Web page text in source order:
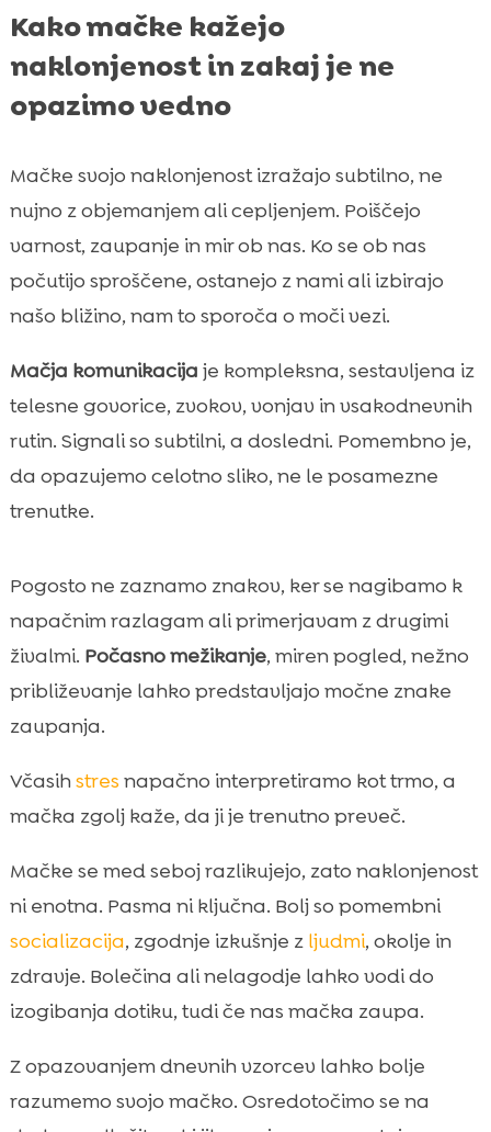
Kako mačke kažejo
naklonjenost in zakaj je ne
opazimo vedno
Mačke svojo naklonjenost izražajo subtilno, ne
nujno z objemanjem ali cepljenjem. Poiščejo
varnost, zaupanje in mir ob nas. Ko se ob nas
počutijo sproščene, ostanejo z nami ali izbirajo
našo bližino, nam to sporoča o moči vezi.
Mačja komunikacija je kompleksna, sestavljena iz
telesne govorice, zvokov, vonjav in vsakodnevnih
rutin. Signali so subtilni, a dosledni. Pomembno je,
da opazujemo celotno sliko, ne le posamezne
trenutke.
Pogosto ne zaznamo znakov, ker se nagibamo k
napačnim razlagam ali primerjavam z drugimi
živalmi. Počasno mežikanje, miren pogled, nežno
približevanje lahko predstavljajo močne znake
zaupanja.
Včasihstres napačno interpretiramo kot trmo, a
mačka zgolj kaže, da ji je trenutno preveč.
Mačke se med seboj razlikujejo, zato naklonjenost
ni enotna. Pasma ni ključna. Bolj so pomembni
socializacija, zgodnje izkušnje z ljudmi, okolje in
zdravje. Bolečina ali nelagodje lahko vodi do
izogibanja dotiku, tudi če nas mačka zaupa.
Z opazovanjem dnevnih vzorcev lahko bolje
razumemo svojo mačko. Osredotočimo se na